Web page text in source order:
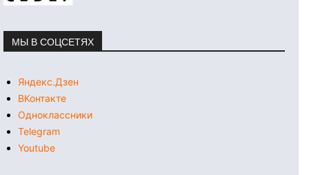
МЫ В СОЦСЕТЯХ
Яндекс.Дзен
ВКонтакте
Одноклассники
Telegram
Youtube